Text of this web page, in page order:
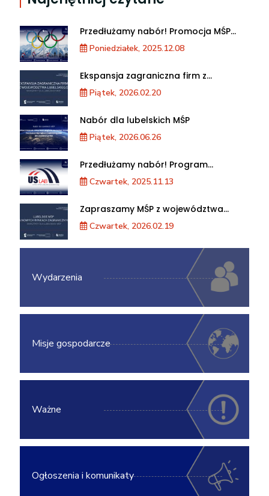
Przedłużamy nabór! Promocja MŚP
podczas XXV Zimowych Igrzysk
Olimpijskich we Włoszech
Poniedziałek, 2025.12.08
Ekspansja zagraniczna firm z
województwa lubelskiego. Warsztaty
dla MŚP
Piątek, 2026.02.20
Nabór dla lubelskich MŚP
Piątek, 2026.06.26
Przedłużamy nabór! Program
akceleracji przedsiębiorstw
Czwartek, 2025.11.13
Zapraszamy MŚP z województwa
lubelskiego na warsztaty „Lubelskie
MŚP na nowych rynkach
Czwartek, 2026.02.19
Wydarzenia
Misje gospodarcze
Ważne
Ogłoszenia i komunikaty